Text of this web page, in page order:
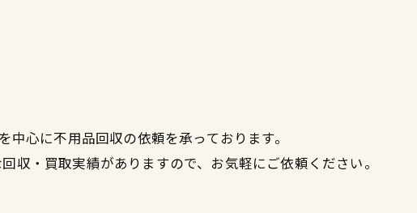
を中心に不用品回収の依頼を承っております。
収・買取実績がありますので、お気軽にご依頼ください。